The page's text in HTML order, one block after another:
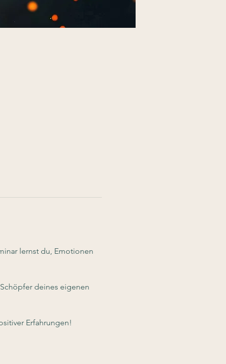
lernst du, Emotionen
deines eigenen
Erfahrungen!